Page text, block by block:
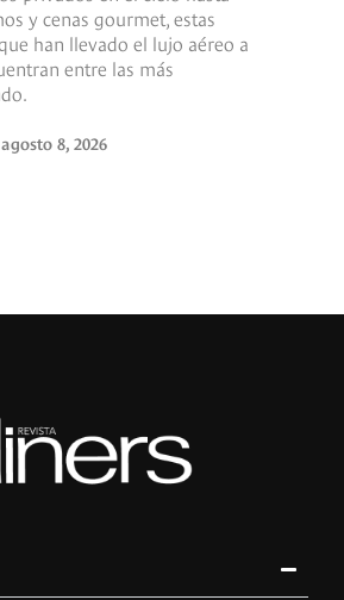
y cenas gourmet, estas
han llevado el lujo aéreo a
entre las más
agosto 8, 2026